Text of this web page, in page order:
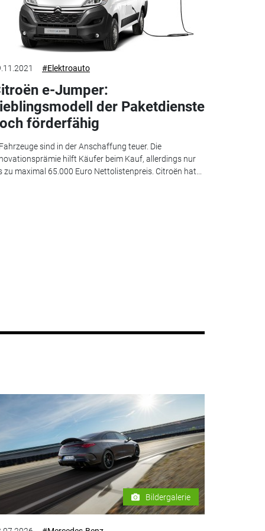
#Elektroauto
e-Jumper:
der Paketdienste
förderfähig
sind in der Anschaffung teuer. Die
hilft Käufer beim Kauf, allerdings nur
zu maximal 65.000 Euro Nettolistenpreis. Citroën hat...
Bildergalerie